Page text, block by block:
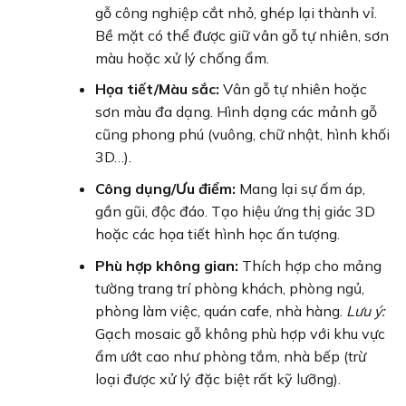
gỗ công nghiệp cắt nhỏ, ghép lại thành vỉ.
Bề mặt có thể được giữ vân gỗ tự nhiên, sơn
màu hoặc xử lý chống ẩm.
Họa tiết/Màu sắc: Vân gỗ tự nhiên hoặc
sơn màu đa dạng. Hình dạng các mảnh gỗ
cũng phong phú (vuông, chữ nhật, hình khối
3D…).
Công dụng/Ưu điểm: Mang lại sự ấm áp,
gần gũi, độc đáo. Tạo hiệu ứng thị giác 3D
hoặc các họa tiết hình học ấn tượng.
Phù hợp không gian: Thích hợp cho mảng
tường trang trí phòng khách, phòng ngủ,
phòng làm việc, quán cafe, nhà hàng. Lưu ý:
Gạch mosaic gỗ không phù hợp với khu vực
ẩm ướt cao như phòng tắm, nhà bếp (trừ
loại được xử lý đặc biệt rất kỹ lưỡng).